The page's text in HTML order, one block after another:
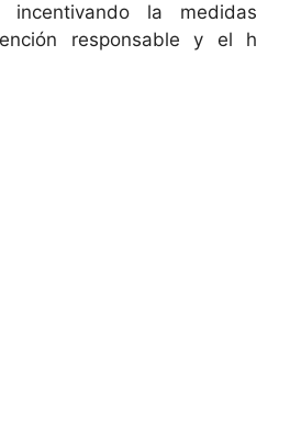
la medidas
responsable y el h